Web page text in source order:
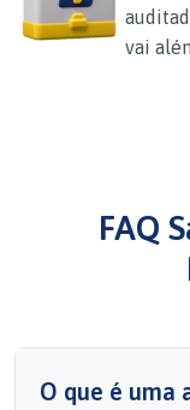
vai
FAQ
O que é uma